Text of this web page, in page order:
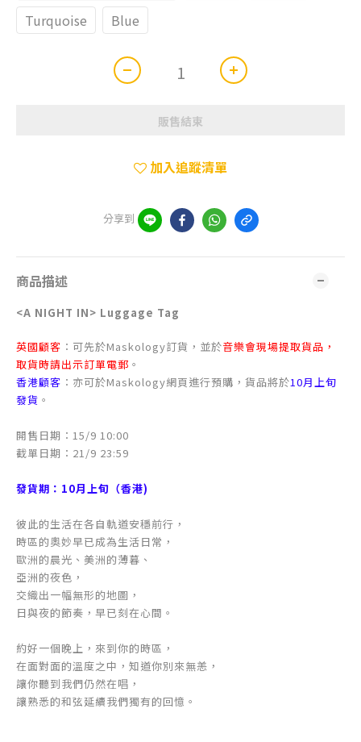
Turquoise
Blue
販售結束
加入追蹤清單
分享到
商品描述
<A NIGHT IN> Luggage Tag
英國顧客 ：可先於Maskology訂貨，並於音樂會現場提取貨品，
取貨時請出示訂單電郵 。
香港顧客 ：亦可於Maskology網頁進行預購，貨品將於10月上旬
發貨 。
開售日期：15/9 10:00
截單日期：21/9 23:59
發貨期：10月上旬（香港)
彼此的生活在各自軌道安穩前行，
時區的奧妙早已成為生活日常，
歐洲的晨光、美洲的薄暮、
亞洲的夜色，
交織出一幅無形的地圖，
日與夜的節奏，早已刻在心間。
約好一個晚上，來到你的時區，
在面對面的溫度之中，知道你別來無恙，
讓你聽到我們仍然在唱，
讓熟悉的和弦延續我們獨有的回憶。